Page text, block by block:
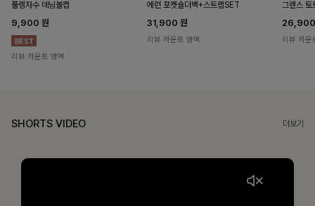
풀렘자수 데님볼캡
9,900 원
리뷰 카운트 영역
에런 포켓숄더백+스트랩SET
31,900 원
리뷰 카운트 영역
그렌스
리뷰 카운
SHORTS VIDEO 더보기